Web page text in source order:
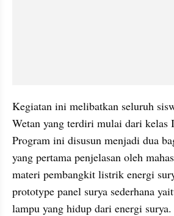
Kegiatan ini melibatkan seluruh
Wetan yang terdiri mulai dari kelas
Program ini disusun menjadi dua
yang pertama penjelasan oleh
materi pembangkit listrik energi
prototype panel surya sederhana
lampu yang hidup dari energi